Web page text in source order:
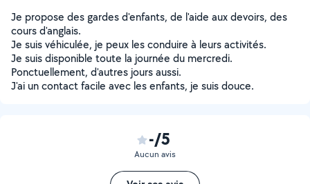
Je propose des gardes d'enfants, de l'aide aux devoirs, des
cours d'anglais.
Je suis véhiculée, je peux les conduire à leurs activités.
Je suis disponible toute la journée du mercredi.
Ponctuellement, d'autres jours aussi.
J'ai un contact facile avec les enfants, je suis douce.
-/5
Aucun avis